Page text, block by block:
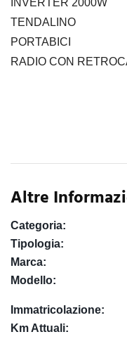
INVERTER 2000W
TENDALINO
PORTABICI
RADIO CON
Altre
Categoria:
Tipologia:
Marca:
Modello:
Immatricolazione:
Km Attuali: